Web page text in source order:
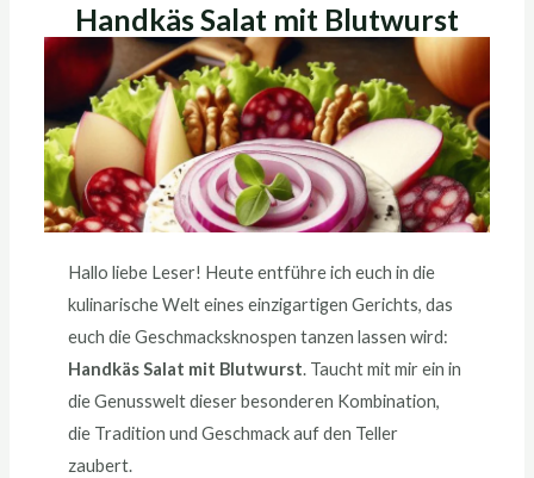
Handkäs Salat mit Blutwurst
Hallo liebe Leser! Heute entführe ich euch in die
kulinarische Welt eines einzigartigen Gerichts, das
euch die Geschmacksknospen tanzen lassen wird:
Handkäs Salat mit Blutwurst. Taucht mit mir ein in
die Genusswelt dieser besonderen Kombination,
die Tradition und Geschmack auf den Teller
zaubert.